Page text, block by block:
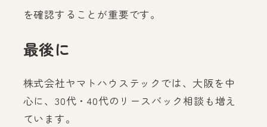
を確認することが重要です。
最後に
株式会社ヤマトハウステックでは、大阪を中
心に、30代・40代のリースバック相談も増え
ています。